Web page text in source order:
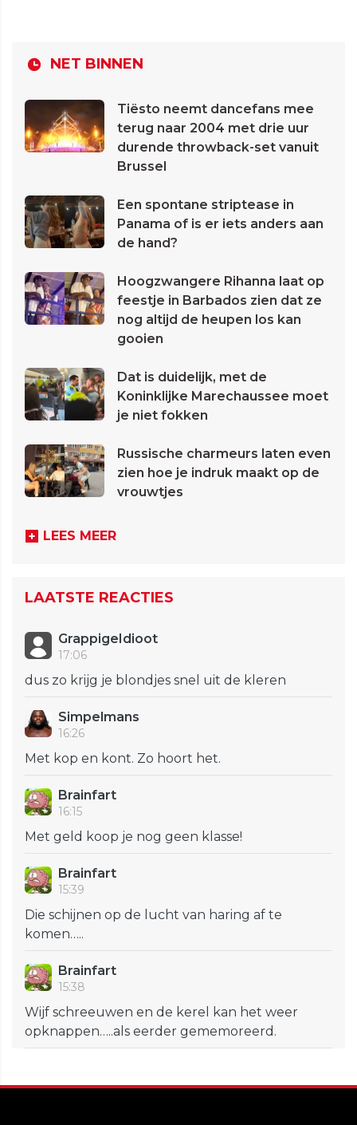
NET BINNEN
Tiësto neemt dancefans mee
terug naar 2004 met drie uur
durende throwback-set vanuit
Brussel
Een spontane striptease in
Panama of is er iets anders aan
de hand?
Hoogzwangere Rihanna laat op
feestje in Barbados zien dat ze
nog altijd de heupen los kan
gooien
Dat is duidelijk, met de
Koninklijke Marechaussee moet
je niet fokken
Russische charmeurs laten even
zien hoe je indruk maakt op de
vrouwtjes
LEES MEER
LAATSTE REACTIES
GrappigeIdioot
17:06
dus zo krijg je blondjes snel uit de kleren
Simpelmans
16:26
Met kop en kont. Zo hoort het.
Brainfart
16:15
Met geld koop je nog geen klasse!
Brainfart
15:39
Die schijnen op de lucht van haring af te
komen…..
Brainfart
15:38
Wijf schreeuwen en de kerel kan het weer
opknappen…..als eerder gememoreerd.